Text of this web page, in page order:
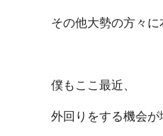
その他大勢の方々
僕もここ最近、
外回りをする機会が